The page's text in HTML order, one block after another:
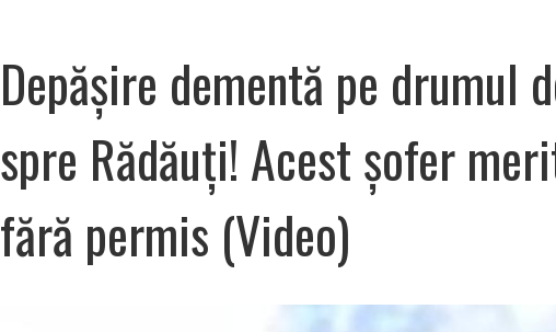
Depășire dementă pe drumul
spre Rădăuţi! Acest șofer
fără permis (Video)